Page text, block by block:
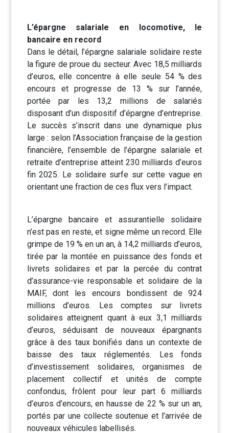
L’épargne salariale en locomotive, le
bancaire en record
Dans le détail, l’épargne salariale solidaire reste
la figure de proue du secteur. Avec 18,5 milliards
d’euros, elle concentre à elle seule 54 % des
encours et progresse de 13 % sur l’année,
portée par les 13,2 millions de salariés
disposant d’un dispositif d’épargne d’entreprise.
Le succès s’inscrit dans une dynamique plus
large : selon l’Association française de la gestion
financière, l’ensemble de l’épargne salariale et
retraite d’entreprise atteint 230 milliards d’euros
fin 2025. Le solidaire surfe sur cette vague en
orientant une fraction de ces flux vers l’impact.
L’épargne bancaire et assurantielle solidaire
n’est pas en reste, et signe même un record. Elle
grimpe de 19 % en un an, à 14,2 milliards d’euros,
tirée par la montée en puissance des fonds et
livrets solidaires et par la percée du contrat
d’assurance-vie responsable et solidaire de la
MAIF, dont les encours bondissent de 924
millions d’euros. Les comptes sur livrets
solidaires atteignent quant à eux 3,1 milliards
d’euros, séduisant de nouveaux épargnants
grâce à des taux bonifiés dans un contexte de
baisse des taux réglementés. Les fonds
d’investissement solidaires, organismes de
placement collectif et unités de compte
confondus, frôlent pour leur part 6 milliards
d’euros d’encours, en hausse de 22 % sur un an,
portés par une collecte soutenue et l’arrivée de
nouveaux véhicules labellisés.